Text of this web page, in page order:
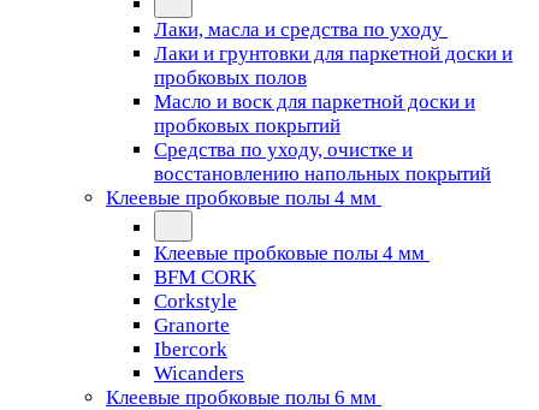
Лаки, масла и средства по уходу
Лаки и грунтовки для паркетной доски и
пробковых полов
Масло и воск для паркетной доски и
пробковых покрытий
Средства по уходу, очистке и
восстановлению напольных покрытий
Клеевые пробковые полы 4 мм
Клеевые пробковые полы 4 мм
BFM CORK
Corkstyle
Granorte
Ibercork
Wicanders
Клеевые пробковые полы 6 мм